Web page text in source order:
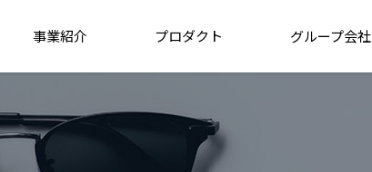
事業紹介 プロダクト グループ会社